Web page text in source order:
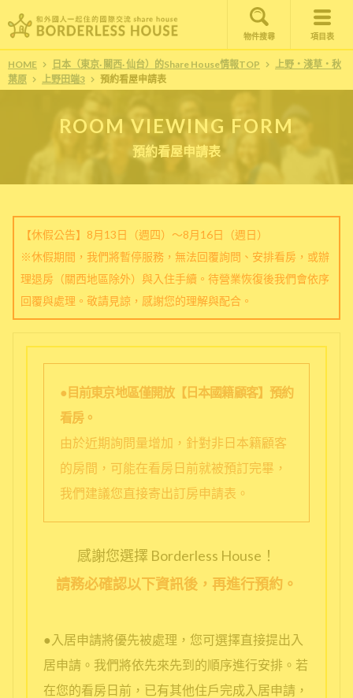
物件搜尋 項目表
HOME 日本（東京· 關西· 仙台）的Share House情報TOP
上野・淺草・秋
葉原
上野田端3 預約看屋申請表
ROOM VIEWING FORM
預約看屋申請表
【休假公告】8月13日（週四）～8月16日（週日）
※休假期間，我們將暫停服務，無法回覆詢問、安排看房，或辦
理退房（關西地區除外）與入住手續。待營業恢復後我們會依序
回覆與處理。敬請見諒，感謝您的理解與配合。
●目前東京地區僅開放【日本國籍顧客】預約
看房。
由於近期詢問量增加，針對非日本籍顧客
的房間，可能在看房日前就被預訂完畢，
我們建議您直接寄出訂房申請表。
感謝您選擇 Borderless House！
請務必確認以下資訊後，再進行預約。
●入居申請將優先被處理，您可選擇直接提出入
居申請。我們將依先來先到的順序進行安排。若
在您的看房日前，已有其他住戶完成入居申請，